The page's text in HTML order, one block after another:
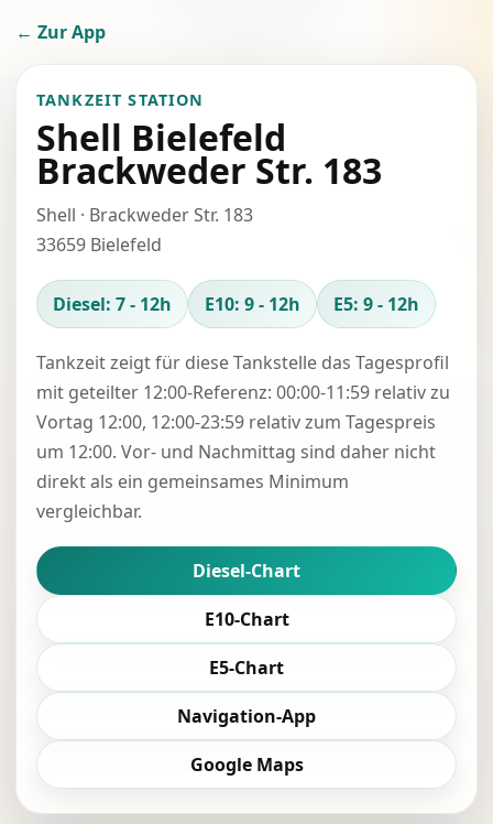
← Zur App
TANKZEIT STATION
Shell Bielefeld
Brackweder Str. 183
Shell · Brackweder Str. 183
33659 Bielefeld
Diesel: 7 - 12h E10: 9 - 12h E5: 9 - 12h
Tankzeit zeigt für diese Tankstelle das Tagesprofil
mit geteilter 12:00-Referenz: 00:00-11:59 relativ zu
Vortag 12:00, 12:00-23:59 relativ zum Tagespreis
um 12:00. Vor- und Nachmittag sind daher nicht
direkt als ein gemeinsames Minimum
vergleichbar.
Diesel-Chart
E10-Chart
E5-Chart
Navigation-App
Google Maps